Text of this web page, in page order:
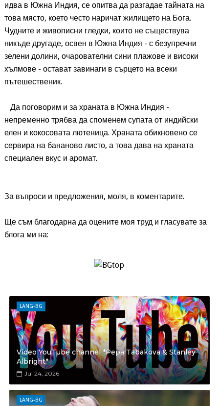
идва в Южна Индия, се опитва да разгадае тайната на
това място, което често наричат жилището на Бога.
Чудните и живописни гледки, които не съществува
никъде другаде, освен в Южна Индия - с безупречни
зелени долини, очарователни сини плажове и високи
хълмове - остават завинаги в сърцето на всеки
пътешественик.
Да поговорим и за храната в Южна Индия -
непременно трябва да споменем супата от индийски
елен и кокосовата лютеница. Храната обикновено се
сервира на бананово листо, а това дава на храната
специален вкус и аромат.
За въпроси и предложения, моля, в коментарите.
Ще съм благодарна да оцените моя труд и гласувате за
блога ми на:
LANG-BG
Video YouTube channel *Pepa Tabakova & Stanley
Albright*
Jul 24, 2026
LANG-BG